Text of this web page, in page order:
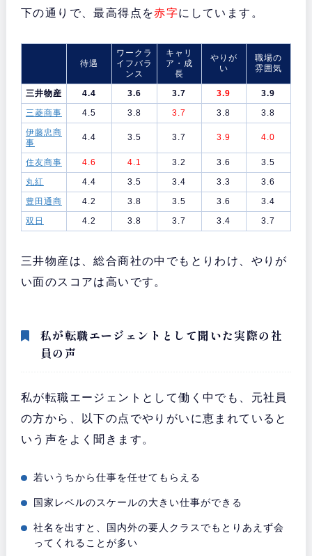
下の通りで、最高得点を赤字にしています。
待遇
ワークラ
イフバラ
ンス
キャリ
ア・成
長
やりが
い
職場の
雰囲気
三井物産 4.4 3.6 3.7 3.9
3.9
三菱商事
4.5 3.8 3.7 3.8
3.8
伊藤忠商
事
4.4 3.5 3.7 3.9 4.0
住友商事 4.6 4.1 3.2 3.6
3.5
丸紅
4.4 3.5 3.4 3.3
3.6
豊田通商
4.2 3.8 3.5 3.6
3.4
双日
4.2 3.8 3.7 3.4 3.7
三井物産は、総合商社の中でもとりわけ、やりが
い面のスコアは高いです。
私が転職エージェントとして聞いた実際の社
員の声
私が転職エージェントとして働く中でも、元社員
の方から、以下の点でやりがいに恵まれていると
いう声をよく聞きます。
若いうちから仕事を任せてもらえる
国家レベルのスケールの大きい仕事ができる
社名を出すと、国内外の要人クラスでもとりあえず会
ってくれることが多い